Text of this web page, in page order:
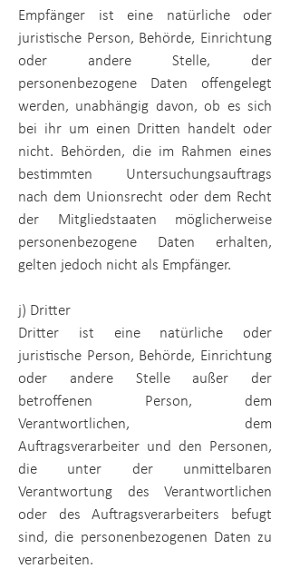
Empfänger ist eine natürliche oder
juristische Person, Behörde, Einrichtung
oder andere Stelle, der
personenbezogene Daten offengelegt
werden, unabhängig davon, ob es sich
bei ihr um einen Dritten handelt oder
nicht. Behörden, die im Rahmen eines
bestimmten Untersuchungsauftrags
nach dem Unionsrecht oder dem Recht
der Mitgliedstaaten möglicherweise
personenbezogene Daten erhalten,
gelten jedoch nicht als Empfänger.
j) Dritter
Dritter ist eine natürliche oder
juristische Person, Behörde, Einrichtung
oder andere Stelle außer der
betroffenen Person, dem
Verantwortlichen, dem
Auftragsverarbeiter und den Personen,
die unter der unmittelbaren
Verantwortung des Verantwortlichen
oder des Auftragsverarbeiters befugt
sind, die personenbezogenen Daten zu
verarbeiten.